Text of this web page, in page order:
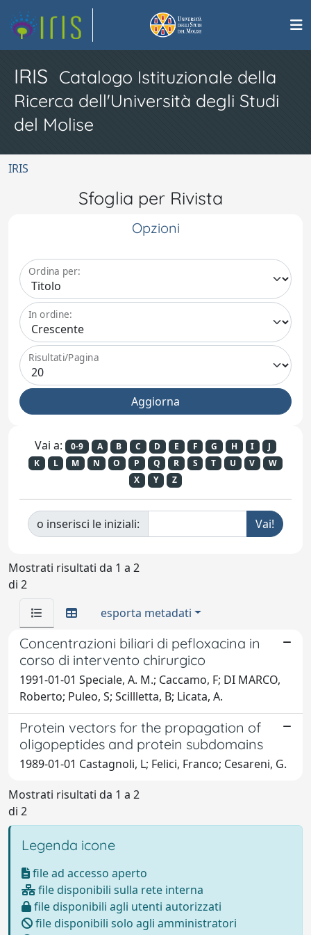
IRIS Catalogo Istituzionale della
Ricerca dell'Università degli Studi
del Molise
IRIS
Sfoglia per Rivista
Opzioni
Ordina per:
In ordine:
Risultati/Pagina
Vai a: 0-9 A B C D E F G H I
J
K
L M N O P Q R S T U V
W
X
Y Z
o inserisci le iniziali:
Mostrati risultati da 1 a 2
di 2
esporta metadati
Concentrazioni biliari di pefloxacina in
corso di intervento chirurgico
1991-01-01 Speciale, A. M.; Caccamo, F; DI MARCO,
Roberto; Puleo, S; Scillletta, B; Licata, A.
Protein vectors for the propagation of
oligopeptides and protein subdomains
1989-01-01 Castagnoli, L; Felici, Franco; Cesareni, G.
Mostrati risultati da 1 a 2
di 2
Legenda icone
file ad accesso aperto
file disponibili sulla rete interna
file disponibili agli utenti autorizzati
file disponibili solo agli amministratori